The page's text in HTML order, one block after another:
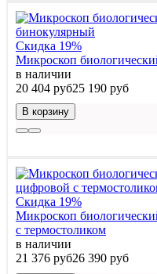
Скидка 19%
Микроскоп
в наличии
20 404 руб25 190 руб
В корзину
Скидка 19%
Микроскоп
c термостоликом
в наличии
21 376 руб26 390 руб